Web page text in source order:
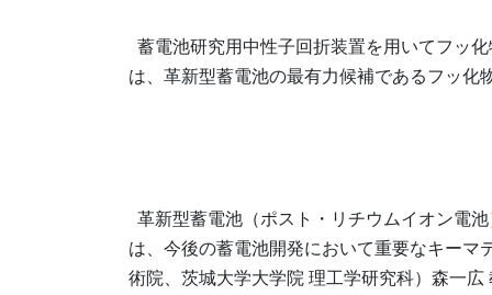
蓄電池研究用中性子回折装置を用いてフッ
は、革新型蓄電池の最有力候補であるフッ化
革新型蓄電池（ポスト・リチウムイオン電
は、今後の蓄電池開発において重要なキー
術院、茨城大学大学院 理工学研究科）森一